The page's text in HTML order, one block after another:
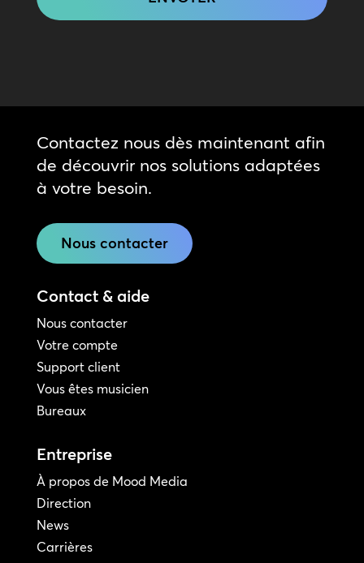
Contactez nous dès maintenant afin
de découvrir nos solutions adaptées
à votre besoin.
Nous contacter
Contact & aide
Nous contacter
Votre compte
Support client
Vous êtes musicien
Bureaux
Entreprise
À propos de Mood Media
Direction
News
Carrières